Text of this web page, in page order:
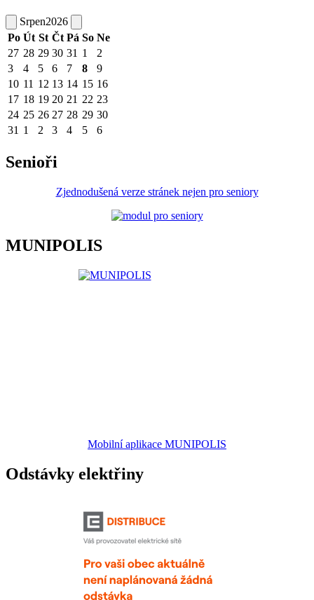
Srpen2026
Po Út St Čt Pá So Ne
27 28 29 30 31 1
2
3
4 5 6 7 8
9
10 11 12 13 14 15 16
17 18 19 20 21 22 23
24 25 26 27 28 29 30
31 1 2 3 4 5 6
Senioři
Zjednodušená verze stránek nejen pro seniory
MUNIPOLIS
Mobilní aplikace MUNIPOLIS
Odstávky elektřiny